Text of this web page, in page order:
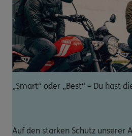
„Smart“ oder „Best“ – Du hast
Auf den starken Schutz unserer